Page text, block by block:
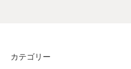
カテゴリー